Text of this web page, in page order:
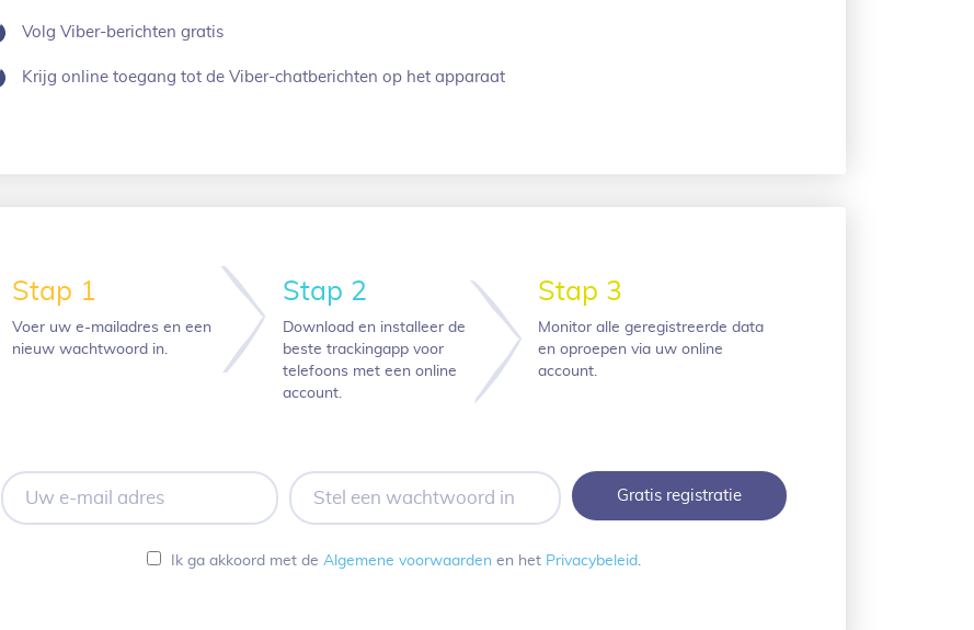
Volg Viber-berichten gratis
Krijg online toegang tot de Viber-chatberichten op het apparaat
Stap 1
Voer uw e-mailadres en een
nieuw wachtwoord in.
Stap 2
Download en installeer de
beste trackingapp voor
telefoons met een online
account.
Stap 3
Monitor alle geregistreerde data
en oproepen via uw online
account.
Uw
e-
mail
Stel
een
wachtwoord
Ik ga akkoord met de Algemene voorwaarden en het Privacybeleid